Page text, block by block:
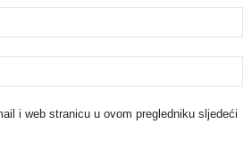
i web stranicu u ovom pregledniku sljedeći